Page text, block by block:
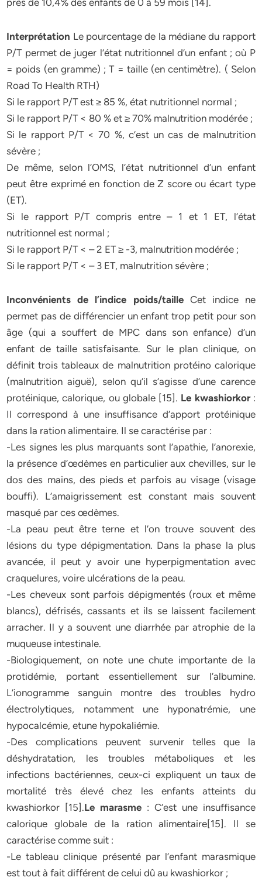
près de 10,4% des enfants de 0 à 59 mois [14].
Interprétation Le pourcentage de la médiane du rapport
P/T permet de juger l’état nutritionnel d’un enfant ; où P
= poids (en gramme) ; T = taille (en centimètre). ( Selon
Road To Health RTH)
Si le rapport P/T est ≥ 85 %, état nutritionnel normal ;
Si le rapport P/T < 80 % et ≥ 70% malnutrition modérée ;
Si le rapport P/T < 70 %, c’est un cas de malnutrition
sévère ;
De même, selon l’OMS, l’état nutritionnel d’un enfant
peut être exprimé en fonction de Z score ou écart type
(ET).
Si le rapport P/T compris entre – 1 et 1 ET, l’état
nutritionnel est normal ;
Si le rapport P/T < – 2 ET ≥ -3, malnutrition modérée ;
Si le rapport P/T < – 3 ET, malnutrition sévère ;
Inconvénients de l’indice poids/taille Cet indice ne
permet pas de différencier un enfant trop petit pour son
âge (qui a souffert de MPC dans son enfance) d’un
enfant de taille satisfaisante. Sur le plan clinique, on
définit trois tableaux de malnutrition protéino calorique
(malnutrition aiguë), selon qu’il s’agisse d’une carence
protéinique, calorique, ou globale [15]. Le kwashiorkor:
Il correspond à une insuffisance d’apport protéinique
dans la ration alimentaire. Il se caractérise par :
-Les signes les plus marquants sont l’apathie, l’anorexie,
la présence d’œdèmes en particulier aux chevilles, sur le
dos des mains, des pieds et parfois au visage (visage
bouffi). L’amaigrissement est constant mais souvent
masqué par ces œdèmes.
-La peau peut être terne et l’on trouve souvent des
lésions du type dépigmentation. Dans la phase la plus
avancée, il peut y avoir une hyperpigmentation avec
craquelures, voire ulcérations de la peau.
-Les cheveux sont parfois dépigmentés (roux et même
blancs), défrisés, cassants et ils se laissent facilement
arracher. Il y a souvent une diarrhée par atrophie de la
muqueuse intestinale.
-Biologiquement, on note une chute importante de la
protidémie, portant essentiellement sur l’albumine.
L’ionogramme sanguin montre des troubles hydro
électrolytiques, notamment une hyponatrémie, une
hypocalcémie, etune hypokaliémie.
-Des complications peuvent survenir telles que la
déshydratation, les troubles métaboliques et les
infections bactériennes, ceux-ci expliquent un taux de
mortalité très élevé chez les enfants atteints du
kwashiorkor [15].Le marasme : C’est une insuffisance
calorique globale de la ration alimentaire[15]. Il se
caractérise comme suit :
-Le tableau clinique présenté par l’enfant marasmique
est tout à fait différent de celui dû au kwashiorkor ;